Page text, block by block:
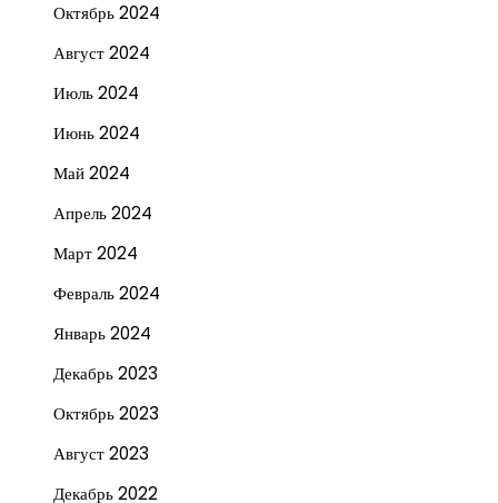
Октябрь 2024
Август 2024
Июль 2024
Июнь 2024
Май 2024
Апрель 2024
Март 2024
Февраль 2024
Январь 2024
Декабрь 2023
Октябрь 2023
Август 2023
Декабрь 2022